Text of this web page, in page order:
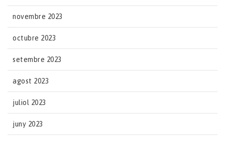
novembre 2023
octubre 2023
setembre 2023
agost 2023
juliol 2023
juny 2023